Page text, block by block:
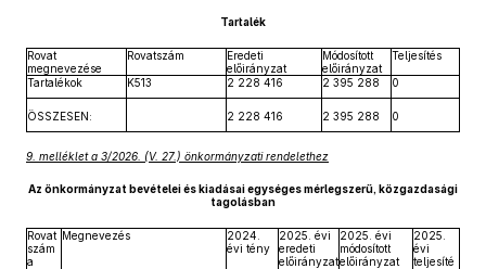
Tartalék
Rovat
megnevezése
Rovatszám
Eredeti
előirányzat
Módosított
előirányzat
Teljesítés
Tartalékok K513 2 228 416 2 395 288 0
ÖSSZESEN: 2 228 416 2 395 288 0
9. melléklet a 3/2026. (V. 27.) önkormányzati rendelethez
Az önkormányzat bevételei és kiadásai egységes mérlegszerű, közgazdasági
tagolásban
Rovat
szám
a
Megnevezés
2024.
évi tény
2025. évi
eredeti
előirányzat
2025. évi
módosított
előirányzat
2025.
évi
teljesíté